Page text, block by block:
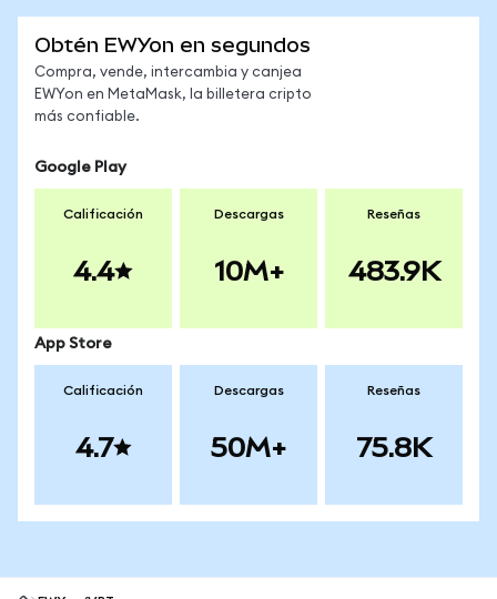
Obtén EWYon en segundos
Compra, vende, intercambia y canjea
EWYon en MetaMask, la billetera cripto
más confiable.
Google Play
Calificación
4.4
Descargas
10M+
Reseñas
483.9K
App Store
Calificación
4.7
Descargas
50M+
Reseñas
75.8K